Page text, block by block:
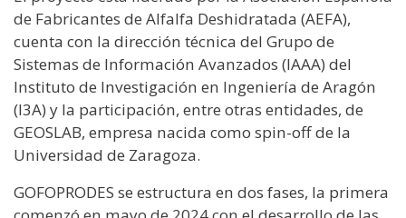
de Fabricantes de Alfalfa Deshidratada (AEFA),
cuenta con la dirección técnica del Grupo de
Sistemas de Información Avanzados (IAAA) del
Instituto de Investigación en Ingeniería de Aragón
(I3A) y la participación, entre otras entidades, de
GEOSLAB, empresa nacida como spin-off de la
Universidad de Zaragoza.
GOFOPRODES se estructura en dos fases, la primera